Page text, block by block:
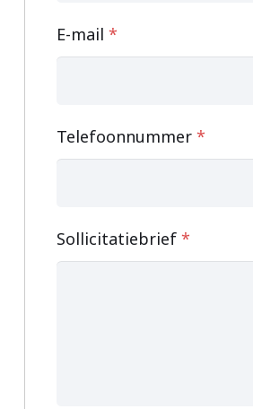
E-mail *
Telefoonnummer *
Sollicitatiebrief *